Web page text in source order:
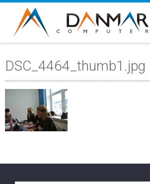
DSC_4464_thumb1.jpg